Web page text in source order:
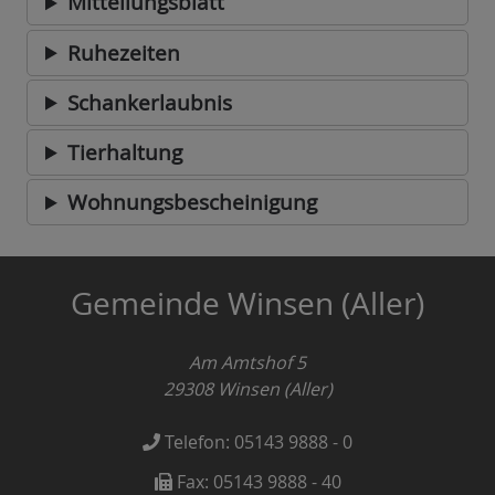
Ruhezeiten
Schankerlaubnis
Tierhaltung
Wohnungsbescheinigung
Gemeinde Winsen (Aller)
Am Amtshof 5
29308 Winsen (Aller)
Telefon: 05143 9888 - 0
Fax: 05143 9888 - 40